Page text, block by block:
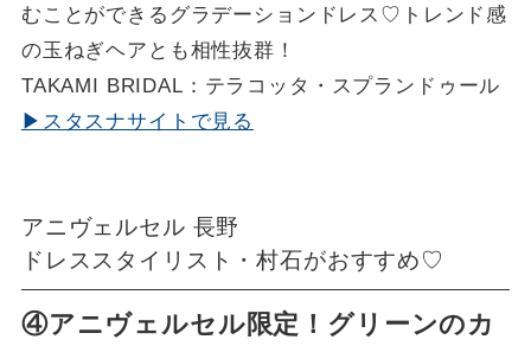
むことができるグラデーションドレス♡トレンド感
の玉ねぎヘアとも相性抜群！
TAKAMI BRIDAL：テラコッタ・スプランドゥール
▶スタスナサイトで見る
アニヴェルセル 長野
ドレススタイリスト・村石がおすすめ♡
④アニヴェルセル限定！グリーンのカ